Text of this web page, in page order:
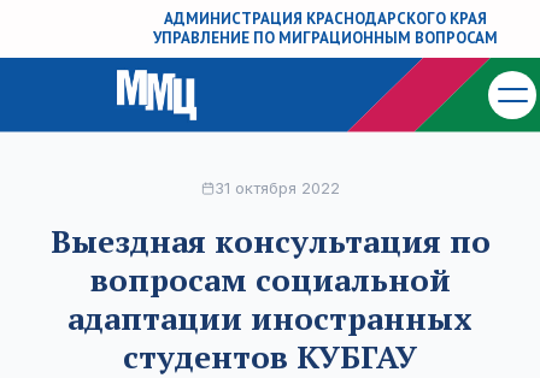
АДМИНИСТРАЦИЯ КРАСНОДАРСКОГО КРАЯ
УПРАВЛЕНИЕ ПО МИГРАЦИОННЫМ ВОПРОСАМ
31 октября 2022
Выездная консультация по
вопросам социальной
адаптации иностранных
студентов КУБГАУ